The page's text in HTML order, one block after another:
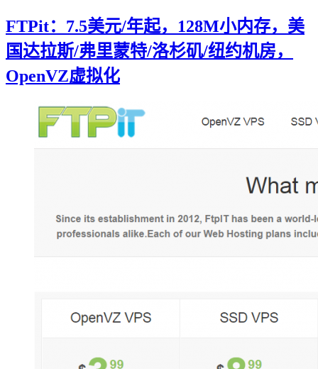
FTPit：7.5美元/年起，128M小内存，美
国达拉斯/弗里蒙特/洛杉矶/纽约机房，
OpenVZ虚拟化